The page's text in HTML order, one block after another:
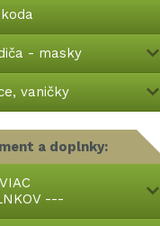
- masky
vaničky
a doplnky:
---